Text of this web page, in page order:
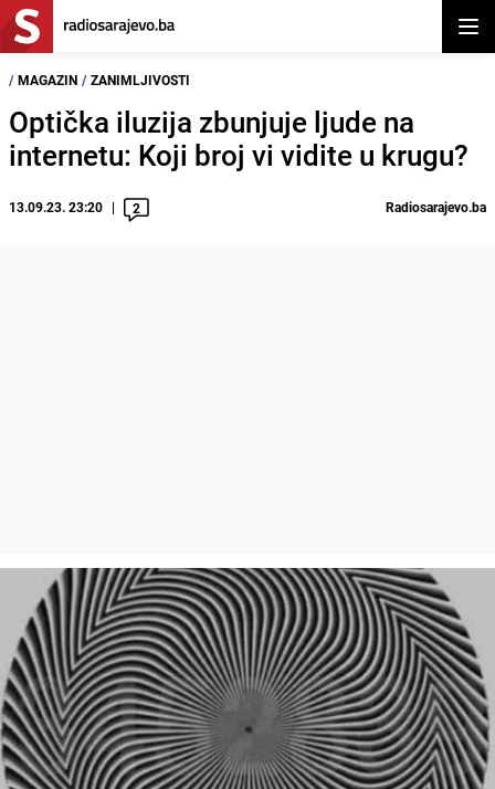
/ MAGAZIN / ZANIMLJIVOSTI
Optička iluzija zbunjuje ljude na
internetu: Koji broj vi vidite u krugu?
13.09.23. 23:20 2 Radiosarajevo.ba